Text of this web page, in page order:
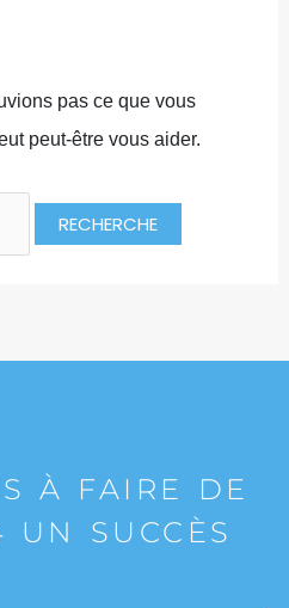
pas ce que vous
peut-être vous aider.
À FAIRE DE
SUCCÈS